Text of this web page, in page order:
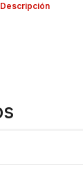
Descripción